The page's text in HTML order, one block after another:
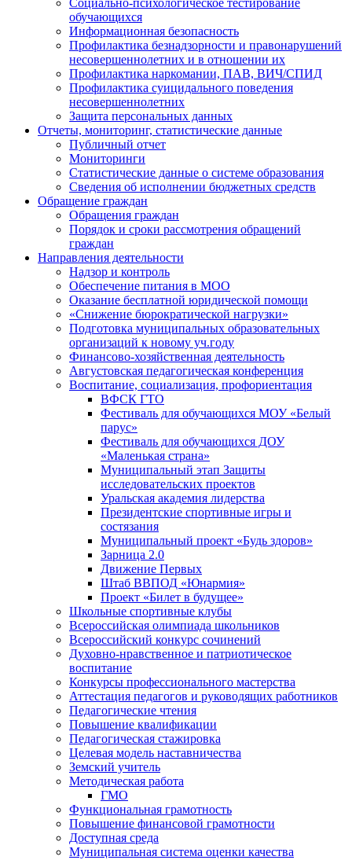
Социально-психологическое тестирование
обучающихся
Информационная безопасность
Профилактика безнадзорности и правонарушений
несовершеннолетних и в отношении их
Профилактика наркомании, ПАВ, ВИЧ/СПИД
Профилактика суицидального поведения
несовершеннолетних
Защита персональных данных
Отчеты, мониторинг, статистические данные
Публичный отчет
Мониторинги
Статистические данные о системе образования
Сведения об исполнении бюджетных средств
Обращение граждан
Обращения граждан
Порядок и сроки рассмотрения обращений
граждан
Направления деятельности
Надзор и контроль
Обеспечение питания в МОО
Оказание бесплатной юридической помощи
«Снижение бюрократической нагрузки»
Подготовка муниципальных образовательных
организаций к новому уч.году
Финансово-хозяйственная деятельность
Августовская педагогическая конференция
Воспитание, социализация, профориентация
ВФСК ГТО
Фестиваль для обучающихся МОУ «Белый
парус»
Фестиваль для обучающихся ДОУ
«Маленькая страна»
Муниципальный этап Защиты
исследовательских проектов
Уральская академия лидерства
Президентские спортивные игры и
состязания
Муниципальный проект «Будь здоров»
Зарница 2.0
Движение Первых
Штаб ВВПОД «Юнармия»
Проект «Билет в будущее»
Школьные спортивные клубы
Всероссийская олимпиада школьников
Всероссийский конкурс сочинений
Духовно-нравственное и патриотическое
воспитание
Конкурсы профессионального мастерства
Аттестация педагогов и руководящих работников
Педагогические чтения
Повышение квалификации
Педагогическая стажировка
Целевая модель наставничества
Земский учитель
Методическая работа
ГМО
Функциональная грамотность
Повышение финансовой грамотности
Доступная среда
Муниципальная система оценки качества